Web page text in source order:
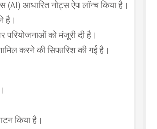
आधारित नोट्स ऐप लॉन्च किया है।
है।
परियोजनाओं को मंजूरी दी है।
करने की सिफारिश की गई है।
किया है।